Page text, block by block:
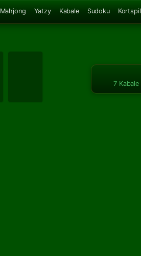
Mahjong Yatzy Kabale Sudoku Kortspil
7 Kabale